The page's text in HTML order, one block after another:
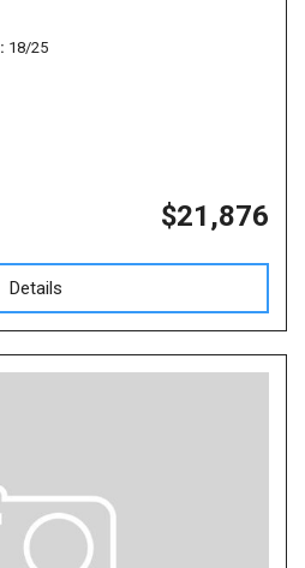
18/25
$21,876
Details